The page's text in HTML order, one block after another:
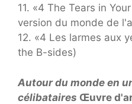
11. «4 The Tears in
version du monde de
12. «4 Les larmes aux
the B-sides)
Autour du monde en
célibataires Œuvre